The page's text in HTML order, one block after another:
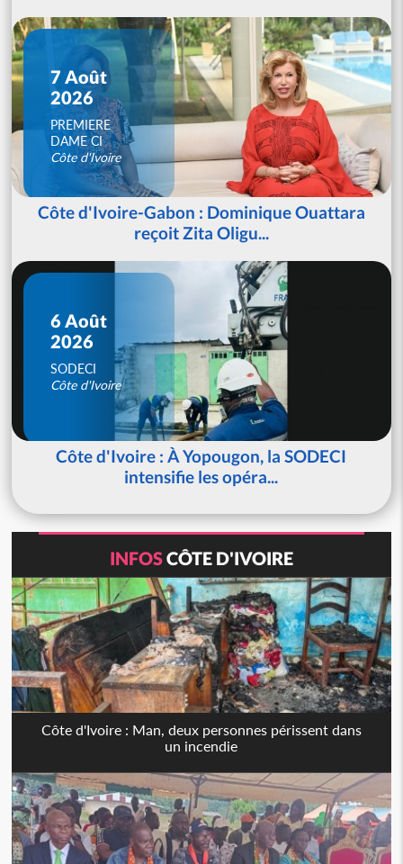
7 Août
2026
PREMIERE
DAME CI
Côte d'Ivoire
Côte d'Ivoire-Gabon : Dominique Ouattara
reçoit Zita Oligu...
6 Août
2026
SODECI
Côte d'Ivoire
Côte d'Ivoire : À Yopougon, la SODECI
intensifie les opéra...
INFOSCÔTE D'IVOIRE
Côte d'Ivoire : Man, deux personnes périssent dans
un incendie